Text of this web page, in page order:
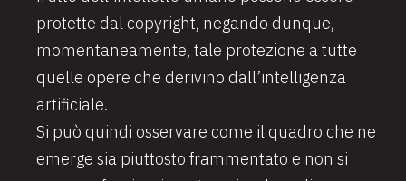
protette dal copyright, negando dunque,
momentaneamente, tale protezione a tutte
quelle opere che derivino dall’intelligenza
artificiale.
Si può quindi osservare come il quadro che ne
emerge sia piuttosto frammentato e non si